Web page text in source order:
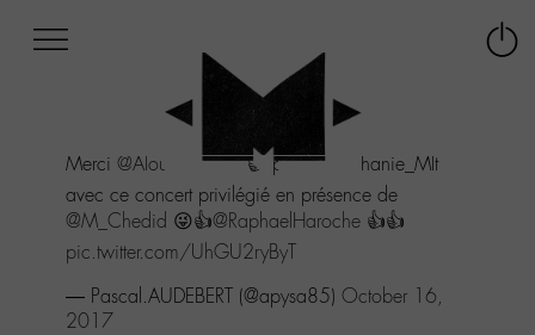
au
menu
Aller
contenu
Aller
Merci @AlouetteRadio👍 pour @stephanie_Mlt
avec ce concert privilégié en présence de
@M_Chedid 😜👍@RaphaelHaroche 👍👍
pic.twitter.com/UhGU2ryByT
— Pascal.AUDEBERT (@apysa85) October 16,
2017